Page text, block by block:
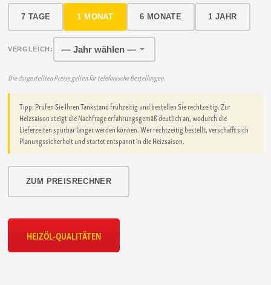
7 TAGE 1 MONAT 6 MONATE 1 JAHR
VERGLEICH:
Die dargestellten Preise gelten für telefonische Bestellungen.
Tipp: Prüfen Sie Ihren Tankstand frühzeitig und bestellen Sie rechtzeitig. Zur
Heizsaison steigt die Nachfrage erfahrungsgemäß deutlich an, wodurch die
Lieferzeiten spürbar länger werden können. Wer rechtzeitig bestellt, verschafft sich
Planungssicherheit und startet entspannt in die Heizsaison.
ZUM PREISRECHNER
HEIZÖL-QUALITÄTEN